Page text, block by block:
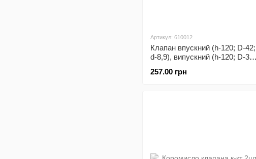
Артикул: 610012
Клапан впускний (h-120; D-42;
d-8,9), випускний (h-120; D-36;
257.00 грн